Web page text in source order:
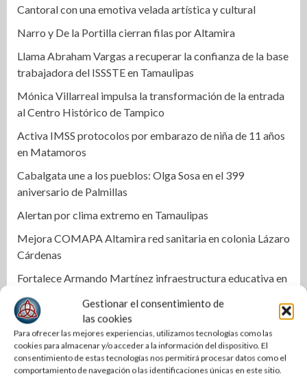
Gestionar el consentimiento de
las cookies
Para ofrecer las mejores experiencias, utilizamos tecnologías como las
cookies para almacenar y/o acceder a la información del dispositivo. El
consentimiento de estas tecnologías nos permitirá procesar datos como el
comportamiento de navegación o las identificaciones únicas en este sitio.
Cantoral con una emotiva velada artística y cultural
Narro y De la Portilla cierran filas por Altamira
Llama Abraham Vargas a recuperar la confianza de la base
trabajadora del ISSSTE en Tamaulipas
Mónica Villarreal impulsa la transformación de la entrada
al Centro Histórico de Tampico
Activa IMSS protocolos por embarazo de niña de 11 años
en Matamoros
Cabalgata une a los pueblos: Olga Sosa en el 399
aniversario de Palmillas
Alertan por clima extremo en Tamaulipas
Mejora COMAPA Altamira red sanitaria en colonia Lázaro
Cárdenas
Fortalece Armando Martínez infraestructura educativa en
Altamira
Alejandra Quintos rompe el silencio y exige avances en la
investigación
Localizan a un hombre sin vida en canal de riego de
Xicoténcatl